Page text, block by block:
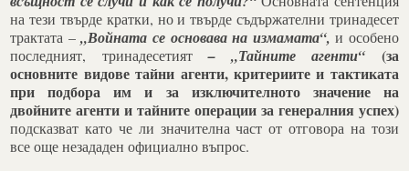
на тези твърде кратки, но и твърде съдържателни тринадесет
трактата –„Войната се основава на измамата“, и особено
последният, тринадесетият– „Тайните агенти“
(за
основните видове тайни агенти, критериите и тактиката
при подбора им и за изключителното значение на
двойните агенти и тайните операции за генералния успех)
подсказват като че ли значителна част от отговора на този
все още незададен официално въпрос.